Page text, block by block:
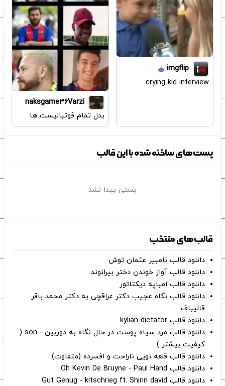
imgflip
crying kid interview
naksgame36Varzi
بدل تمام فوتبالیست ها
پست‌های ساخته شده با این قالب
پستی پیدا نشد
قالب‌های منتخب
دانلود قالب نامبیر عثمان ‌توش
دانلود قالب آواز خوندن دختر بیرانوند
دانلود قالب امباپه دیکتاتور
دانلود قالب نگاه عجیب دکتر عراقچی به دکتر محمد باقر
قالیباف
دانلود قالب kylian dictator
دانلود قالب مرد سیاه پوست در حال نگاه به دوربین - son (
کیفیت بیشتر )
دانلود قالب قلعه نویی ناراحت و افسرده (متفاوت)
دانلود قالب Oh Kevin De Bruyne - Paul Hand
دانلود قالب Gut Genug - kitschrieg ft. Shirin david